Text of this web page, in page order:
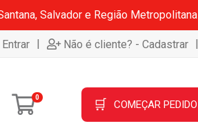
Salvador e Região Metropolitana
| Não é cliente? - Cadastrar |
0 🛒 COMEÇAR PEDIDO